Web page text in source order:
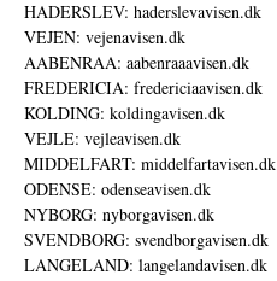
HADERSLEV: haderslevavisen.dk
VEJEN: vejenavisen.dk
AABENRAA: aabenraaavisen.dk
FREDERICIA: fredericiaavisen.dk
KOLDING: koldingavisen.dk
VEJLE: vejleavisen.dk
MIDDELFART: middelfartavisen.dk
ODENSE: odenseavisen.dk
NYBORG: nyborgavisen.dk
SVENDBORG: svendborgavisen.dk
LANGELAND: langelandavisen.dk